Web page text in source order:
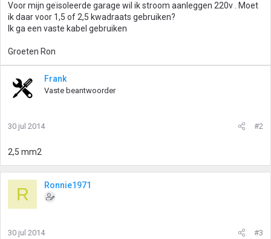
Voor mijn geïsoleerde garage wil ik stroom aanleggen 220v . Moet
ik daar voor 1,5 of 2,5 kwadraats gebruiken?
Ik ga een vaste kabel gebruiken
Groeten Ron
Frank
Vaste beantwoorder
30 jul 2014 #2
2,5 mm2
R Ronnie1971
30 jul 2014 #3